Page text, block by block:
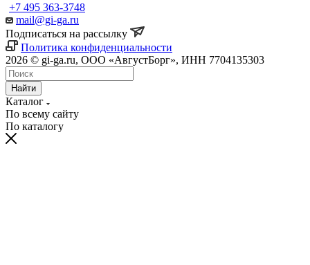
+7 495 363-3748
mail@gi-ga.ru
Подписаться на рассылку
Политика конфиденциальности
2026 © gi-ga.ru, ООО «АвгустБорг», ИНН 7704135303
Найти
Каталог
По всему сайту
По каталогу